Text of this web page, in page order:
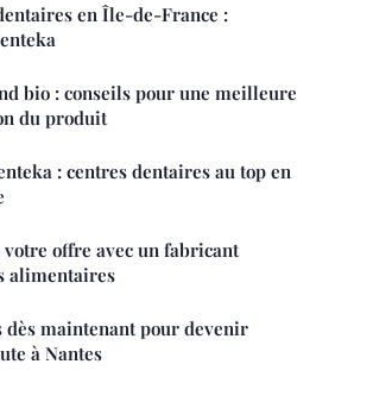
en Île-de-France :
bio : conseils pour une meilleure
du produit
: centres dentaires au top en
offre avec un fabricant
alimentaires
dès maintenant pour devenir
à Nantes